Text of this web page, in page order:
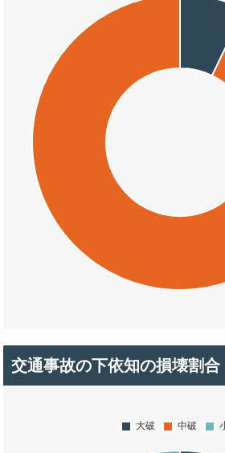
交通事故の下依知の損壊割合